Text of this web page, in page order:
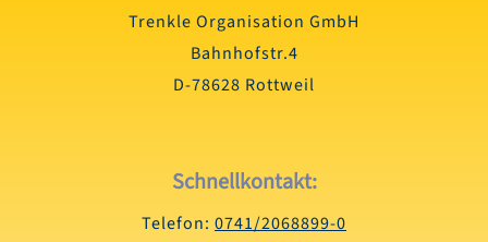
Trenkle Organisation GmbH
Bahnhofstr.4
D-78628 Rottweil
Schnellkontakt:
Telefon: 0741/2068899-0